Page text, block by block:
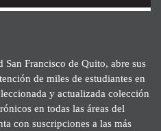
Francisco de Quito, abre sus
de miles de estudiantes en
y actualizada colección
en todas las áreas del
con suscripciones a las más